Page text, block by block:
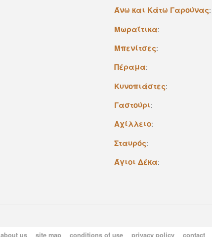
Άνω και Kάτω Γαρούνας:
Mωραΐτικα:
Mπενίτσες:
Πέραμα:
Kυνοπιάστες:
Γαστούρι:
Aχίλλειο:
Σταυρός:
Άγιοι Δέκα:
about us site map conditions of use privacy policy contact